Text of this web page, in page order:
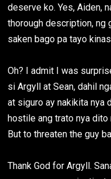
deserve ko. Yes, Aiden,
thorough description, ng
saken bago pa tayo
Oh? I admit I was
si Argyll at Sean, dahil
at siguro ay nakikita nya
hostile ang trato nya dito
But to threaten the guy
Thank God for Argyll.